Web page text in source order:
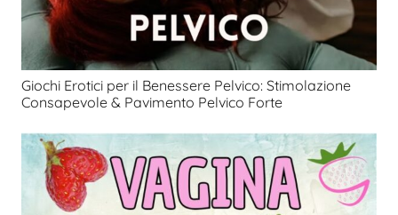
Giochi Erotici per il Benessere Pelvico: Stimolazione
Consapevole & Pavimento Pelvico Forte